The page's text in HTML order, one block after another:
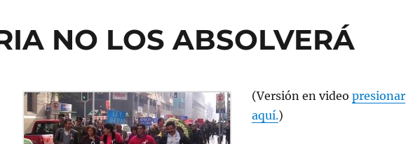
NO LOS ABSOLVERÁ
(Versión en video presionar
aquí.)